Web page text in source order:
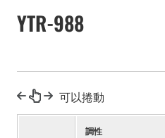
YTR-988
可以捲動
調性